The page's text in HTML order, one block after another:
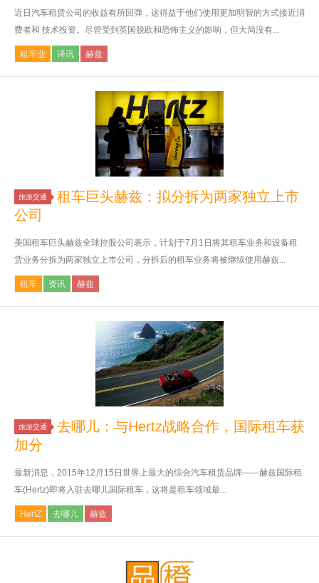
近日汽车租赁公司的收益有所回弹，这得益于他们使用更加明智的方式接近消
费者和 技术投资。尽管受到英国脱欧和恐怖主义的影响，但大局没有...
租车业 译讯 赫兹
旅游交通
租车巨头赫兹：拟分拆为两家独立上市
公司
美国租车巨头赫兹全球控股公司表示，计划于7月1日将其租车业务和设备租
赁业务分拆为两家独立上市公司，分拆后的租车业务将被继续使用赫兹...
租车 资讯 赫兹
旅游交通
去哪儿：与Hertz战略合作，国际租车获
加分
最新消息，2015年12月15日世界上最大的综合汽车租赁品牌——赫兹国际租
车(Hertz)即将入驻去哪儿国际租车，这将是租车领域最...
HertZ 去哪儿 赫兹